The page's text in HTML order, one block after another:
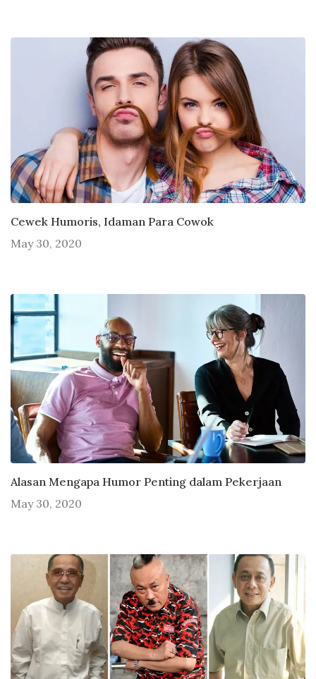
Cewek Humoris, Idaman Para Cowok
May 30, 2020
Alasan Mengapa Humor Penting dalam Pekerjaan
May 30, 2020